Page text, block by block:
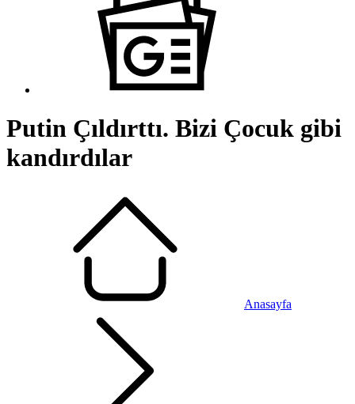
Putin Çıldırttı. Bizi Çocuk gibi
kandırdılar
Anasayfa